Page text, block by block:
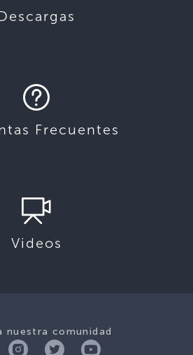
Frecuentes
Videos
nuestra comunidad